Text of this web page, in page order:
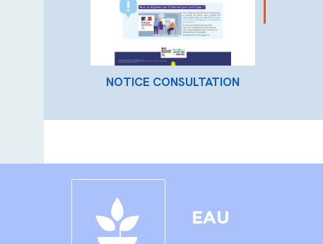
NOTICE CONSULTATION
EAU